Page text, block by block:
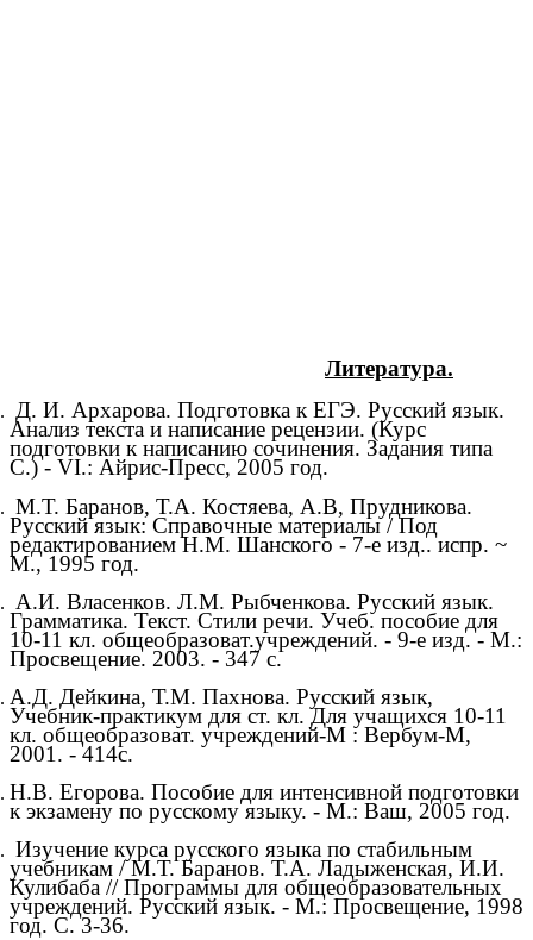
Литература.
Д. И. Архарова. Подготовка к ЕГЭ. Русский язык.
Анализ текста и написание рецензии. (Курс
подготовки к написанию сочинения. Задания типа
С.) - VI.: Айрис-Пресс, 2005 год.
М.Т. Баранов, Т.А. Костяева, А.В, Прудникова.
Русский язык: Справочные материалы / Под
редактированием Н.М. Шанского - 7-е изд.. испр. ~
М., 1995 год.
А.И. Власенков. Л.М. Рыбченкова. Русский язык.
Грамматика. Текст. Стили речи. Учеб. пособие для
10-11 кл. общеобразоват.учреждений. - 9-е изд. - М.:
Просвещение. 2003. - 347 с.
А.Д. Дейкина, Т.М. Пахнова. Русский язык,
Учебник-практикум для ст. кл. Для учащихся 10-11
кл. общеобразоват. учреждений-М : Вербум-М,
2001. - 414с.
Н.В. Егорова. Пособие для интенсивной подготовки
к экзамену по русскому языку. - М.: Ваш, 2005 год.
Изучение курса русского языка по стабильным
учебникам / М.Т. Баранов. Т.А. Ладыженская, И.И.
Кулибаба // Программы для общеобразовательных
учреждений. Русский язык. - М.: Просвещение, 1998
год. С. 3-36.